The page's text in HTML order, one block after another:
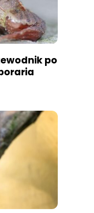
po